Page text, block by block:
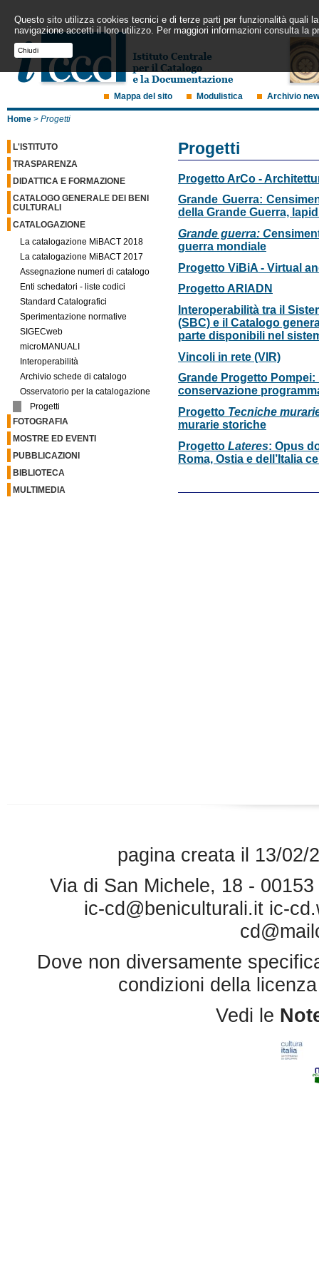
Questo sito utilizza cookies tecnici e di terze parti per funzionalità quali
navigazione accetti il loro utilizzo. Per maggiori informazioni consulta la
Chiudi
Mappa del sito Modulistica Archivio
Home > Progetti
L'ISTITUTO
TRASPARENZA
DIDATTICA E FORMAZIONE
CATALOGO GENERALE DEI BENI
CULTURALI
CATALOGAZIONE
La catalogazione MiBACT 2018
La catalogazione MiBACT 2017
Assegnazione numeri di catalogo
Enti schedatori - liste codici
Standard Catalografici
Sperimentazione normative
SIGECweb
microMANUALI
Interoperabilità
Archivio schede di catalogo
Osservatorio per la catalogazione
Progetti
FOTOGRAFIA
MOSTRE ED EVENTI
PUBBLICAZIONI
BIBLIOTECA
MULTIMEDIA
Progetti
Progetto ArCo -
Grande Guerra:
della Grande Guerra,
Grande guerra: C
guerra mondiale
Progetto ViBiA - Virtual
Progetto ARIADN
Interoperabilità tra il
(SBC) e il Catalogo
parte disponibili nel
Vincoli in rete (VIR)
Grande Progetto
conservazione
Progetto Tecniche
murarie storiche
Progetto Lateres: Opus
Roma, Ostia e dell’Italia
pagina creata il 13/02/
Via di San Michele, 18 -
ic-cd@beniculturali.it ic-
Dove non diversamente
condizioni della
Vedi le